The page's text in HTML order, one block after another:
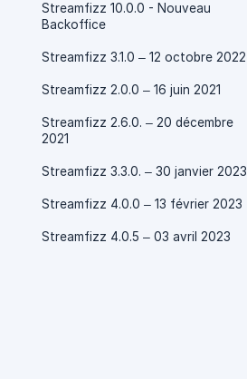
Streamfizz 10.0.0 - Nouveau
Backoffice
Streamfizz 3.1.0 – 12 octobre 2022
Streamfizz 2.0.0 – 16 juin 2021
Streamfizz 2.6.0. – 20 décembre
2021
Streamfizz 3.3.0. – 30 janvier 2023
Streamfizz 4.0.0 – 13 février 2023
Streamfizz 4.0.5 – 03 avril 2023